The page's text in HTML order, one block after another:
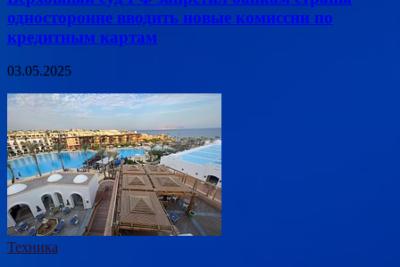
односторонне вводить новые комиссии по
кредитным картам
03.05.2025
Техника